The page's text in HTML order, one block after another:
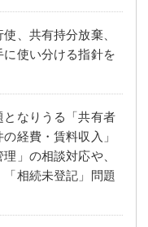
、共有持分放棄、
使い分ける指針を
なりうる「共有者
経費・賃料収入」
」の相談対応や、
「相続未登記」問題